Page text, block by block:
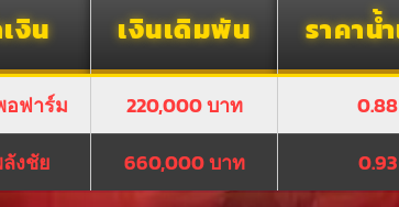
งิน เงินเดิมพัน ราคาน้
ฟาร์ม 220,000 บาท 0.88
งชัย 660,000 บาท 0.93